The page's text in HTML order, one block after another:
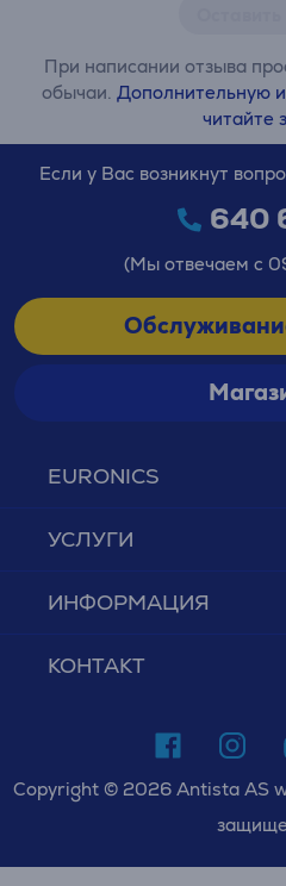
При написании отзыва
обычаи. Дополнительную
читайте
EURONICS
УСЛУГИ
ИНФОРМАЦИЯ
КОНТАКТ
Если у Вас возникнут
640
(Мы отвечаем с
Copyright © 2026 Antista AS